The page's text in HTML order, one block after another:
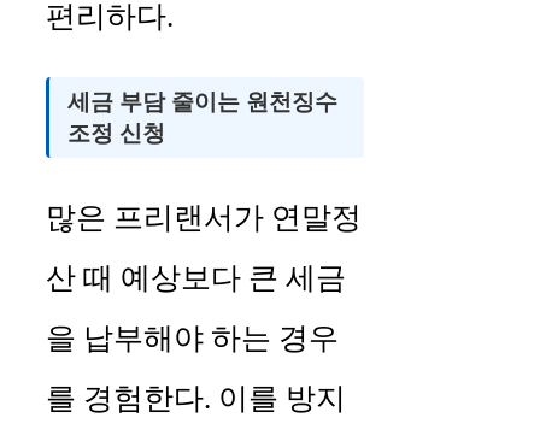
편리하다.
세금 부담 줄이는 원천징수
조정 신청
많은 프리랜서가 연말정
산 때 예상보다 큰 세금
을 납부해야 하는 경우
를 경험한다. 이를 방지